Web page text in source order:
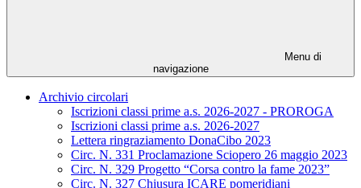
Menu di
navigazione
Archivio circolari
Iscrizioni classi prime a.s. 2026-2027 - PROROGA
Iscrizioni classi prime a.s. 2026-2027
Lettera ringraziamento DonaCibo 2023
Circ. N. 331 Proclamazione Sciopero 26 maggio 2023
Circ. N. 329 Progetto “Corsa contro la fame 2023”
Circ. N. 327 Chiusura ICARE pomeridiani